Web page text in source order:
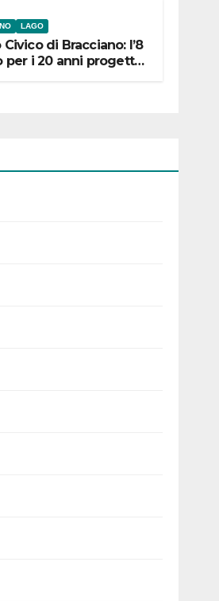
LAGO
Civico di Bracciano: l’8
per i 20 anni progetto